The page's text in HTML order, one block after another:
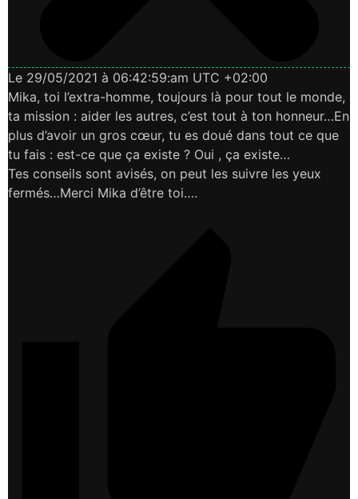
Le 29/05/2021 à 06:42:59:am UTC +02:00
Mika, toi l’extra-homme, toujours là pour tout le monde,
ta mission : aider les autres, c’est tout à ton honneur…En
plus d’avoir un gros cœur, tu es doué dans tout ce que
tu fais : est-ce que ça existe ? Oui , ça existe…
Tes conseils sont avisés, on peut les suivre les yeux
fermés…Merci Mika d’être toi….